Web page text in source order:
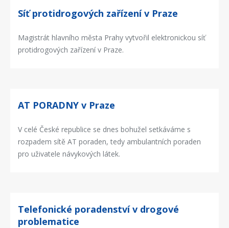
Síť protidrogových zařízení v Praze
Magistrát hlavního města Prahy vytvořil elektronickou síť
protidrogových zařízení v Praze.
AT PORADNY v Praze
V celé České republice se dnes bohužel setkáváme s
rozpadem sítě AT poraden, tedy ambulantních poraden
pro uživatele návykových látek.
Telefonické poradenství v drogové
problematice